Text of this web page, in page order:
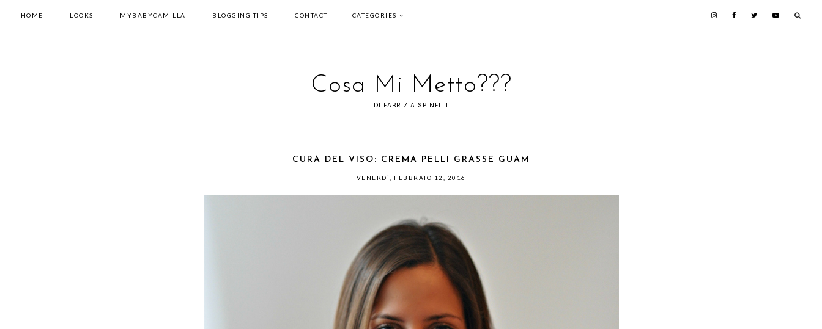
HOME LOOKS MYBABYCAMILLA BLOGGING TIPS CONTACT CATEGORIES
Cosa Mi Metto???
DI FABRIZIA SPINELLI
CURA DEL VISO: CREMA PELLI GRASSE GUAM
VENERDÌ, FEBBRAIO 12, 2016